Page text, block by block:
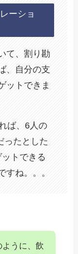
ーショ
て、割り勘
、自分の支
ットできま
ば、6人の
ったとした
トできる
すね。。。
うに、飲